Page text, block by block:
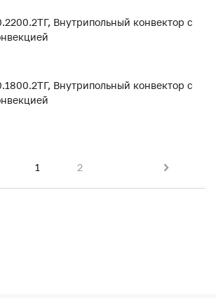
Внутрипольный конвектор с
Внутрипольный конвектор с
1 2